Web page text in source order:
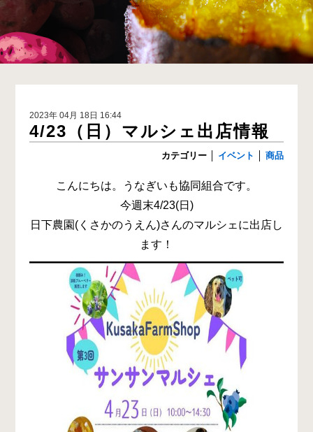
2023年 04月 18日 16:44
4/23（日）マルシェ出店情報
カテゴリー イベント 商品
こんにちは。うなぎいも協同組合です。
今週末4/23(日)
日下農園(くさかのうえん)さんのマルシェに出店し
ます！